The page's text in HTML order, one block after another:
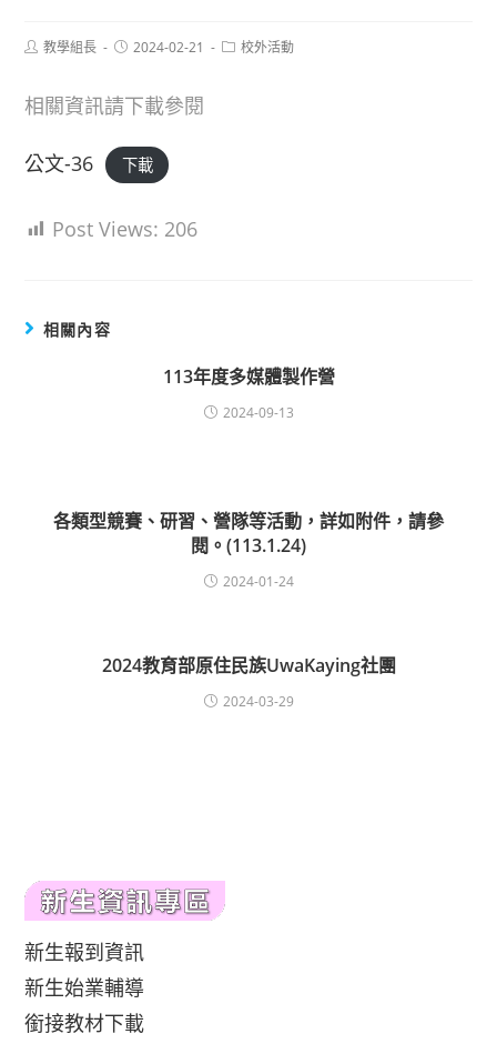
Post教學組長
Post2024-02-21
Post校外活動
相關資訊請下載參閱
公文-36 下載
Post Views: 206
相關內容
113年度多媒體製作營
2024-09-13
各類型競賽、研習、營隊等活動，詳如附件，請參
閱。(113.1.24)
2024-01-24
2024教育部原住民族UwaKaying社團
2024-03-29
新生報到資訊
新生始業輔導
銜接教材下載